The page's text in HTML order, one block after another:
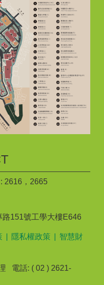
2616，2665
151號工學大樓E646
隱私權政策
智慧財
電話: ( 02 ) 2621-